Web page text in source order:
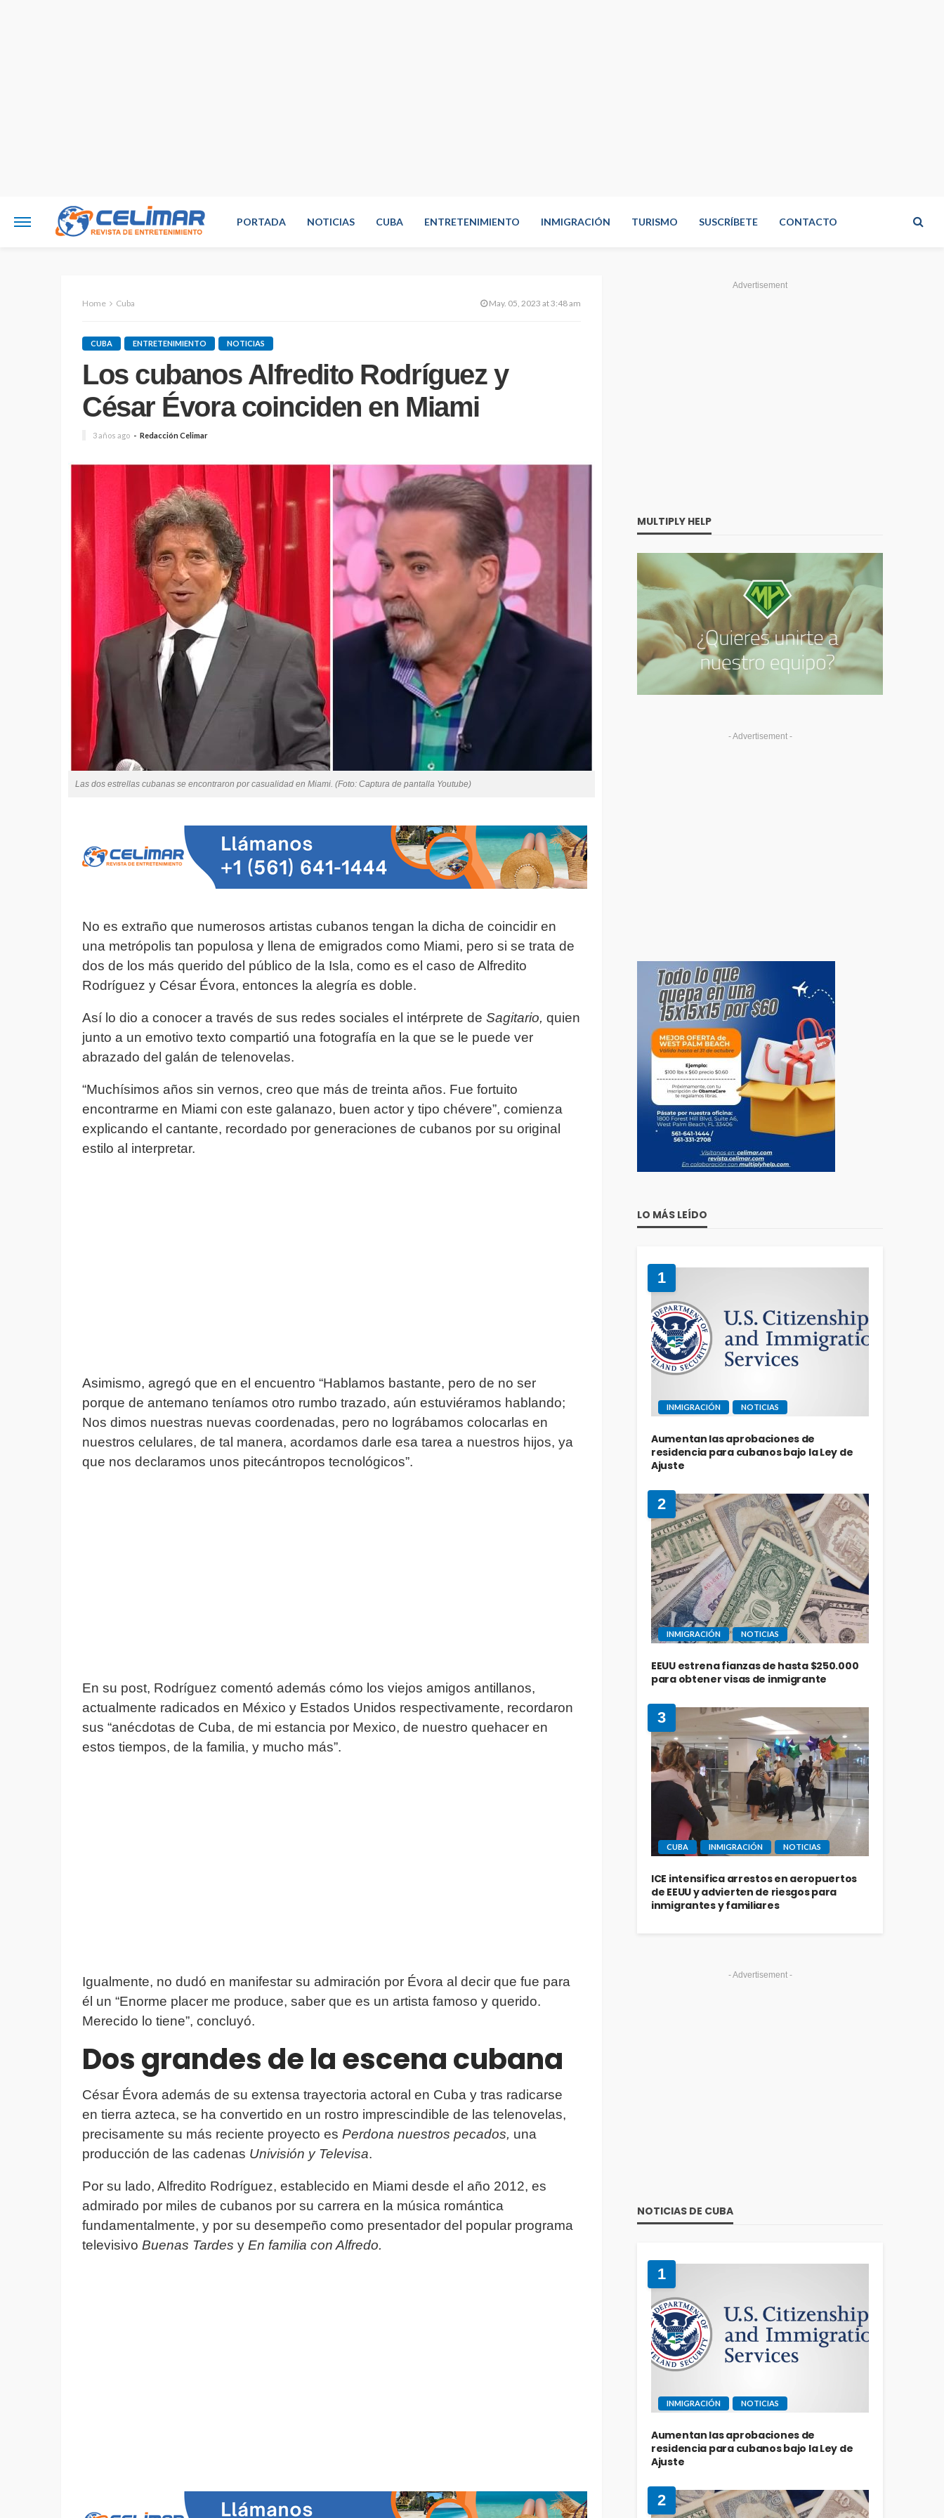
PORTADA NOTICIAS CUBA ENTRETENIMIENTO INMIGRACIÓN TURISMO SUSCRÍBETE CONTACTO
Home Cuba May. 05, 2023 at 3:48 am
CUBA ENTRETENIMIENTO NOTICIAS
Los cubanos Alfredito Rodríguez y
César Évora coinciden en Miami
3 años ago Redacción Celimar
Las dos estrellas cubanas se encontraron por casualidad en Miami. (Foto: Captura de pantalla Youtube)
No es extraño que numerosos artistas cubanos tengan la dicha de coincidir en
una metrópolis tan populosa y llena de emigrados como Miami, pero si se trata de
dos de los más querido del público de la Isla, como es el caso de Alfredito
Rodríguez y César Évora, entonces la alegría es doble.
Así lo dio a conocer a través de sus redes sociales el intérprete de Sagitario, quien
junto a un emotivo texto compartió una fotografía en la que se le puede ver
abrazado del galán de telenovelas.
“Muchísimos años sin vernos, creo que más de treinta años. Fue fortuito
encontrarme en Miami con este galanazo, buen actor y tipo chévere”, comienza
explicando el cantante, recordado por generaciones de cubanos por su original
estilo al interpretar.
Asimismo, agregó que en el encuentro “Hablamos bastante, pero de no ser
porque de antemano teníamos otro rumbo trazado, aún estuviéramos hablando;
Nos dimos nuestras nuevas coordenadas, pero no lográbamos colocarlas en
nuestros celulares, de tal manera, acordamos darle esa tarea a nuestros hijos, ya
que nos declaramos unos pitecántropos tecnológicos”.
En su post, Rodríguez comentó además cómo los viejos amigos antillanos,
actualmente radicados en México y Estados Unidos respectivamente, recordaron
sus “anécdotas de Cuba, de mi estancia por Mexico, de nuestro quehacer en
estos tiempos, de la familia, y mucho más”.
Igualmente, no dudó en manifestar su admiración por Évora al decir que fue para
él un “Enorme placer me produce, saber que es un artista famoso y querido.
Merecido lo tiene”, concluyó.
Dos grandes de la escena cubana
César Évora además de su extensa trayectoria actoral en Cuba y tras radicarse
en tierra azteca, se ha convertido en un rostro imprescindible de las telenovelas,
precisamente su más reciente proyecto es Perdona nuestros pecados, una
producción de las cadenas Univisión y Televisa.
Por su lado, Alfredito Rodríguez, establecido en Miami desde el año 2012, es
admirado por miles de cubanos por su carrera en la música romántica
fundamentalmente, y por su desempeño como presentador del popular programa
televisivo Buenas Tardes y En familia con Alfredo.
Advertisement
MULTIPLY HELP
- Advertisement -
LO MÁS LEÍDO
1
INMIGRACIÓN NOTICIAS
Aumentan las aprobaciones de
residencia para cubanos bajo la Ley de
Ajuste
2
INMIGRACIÓN NOTICIAS
EEUU estrena fianzas de hasta $250.000
para obtener visas de inmigrante
3
CUBA INMIGRACIÓN NOTICIAS
ICE intensifica arrestos en aeropuertos
de EEUU y advierten de riesgos para
inmigrantes y familiares
- Advertisement -
NOTICIAS DE CUBA
1
INMIGRACIÓN NOTICIAS
Aumentan las aprobaciones de
residencia para cubanos bajo la Ley de
Ajuste
2